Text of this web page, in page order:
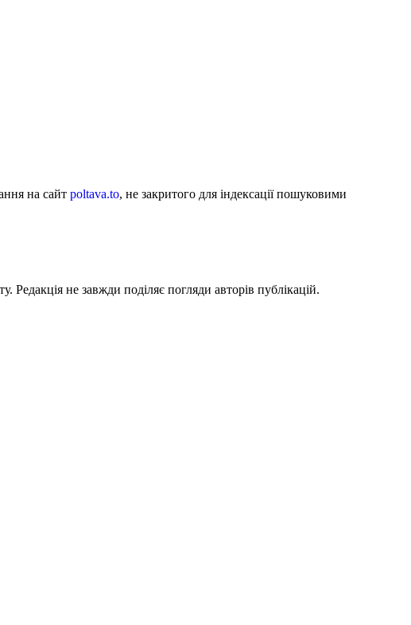
на сайт poltava.to, не закритого для індексації пошуковими
Редакція не завжди поділяє погляди авторів публікацій.